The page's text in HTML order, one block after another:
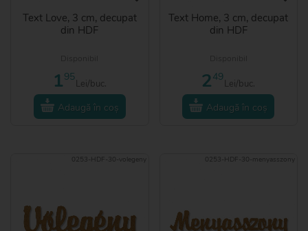
Text Love, 3 cm, decupat
din HDF
195
Lei/buc.
Adaugă în coș
Text Home, 3 cm, decupat
din HDF
249
Lei/buc.
Adaugă în coș
0253-HDF-30-volegeny 0253-HDF-30-menyasszony